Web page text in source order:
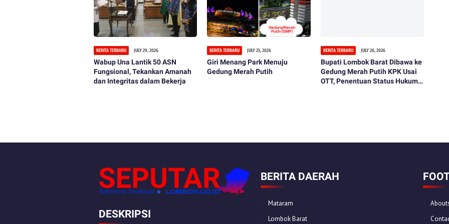
BERITA TERBARU JULY 29, 2026
Wabup Una Lantik 50 ASN
Fungsional, Tekankan Amanah
dan Integritas dalam Bekerja
BERITA TERBARU JULY 25, 2026
Giri Menang Park Menuju
Gedung Merah Putih
BERITA TERBARU JULY 20, 2026
Bupati Lombok Barat Dibawa ke
Gedung Merah Putih KPK Usai
OTT, Penentuan Status Hukum
DESKRIPSI
BERITA DAERAH
Mataram
Lombok Barat